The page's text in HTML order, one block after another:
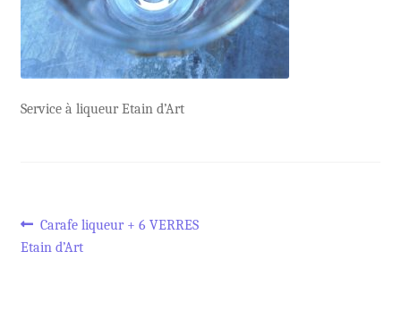
Service à liqueur Etain d’Art
Navigation
Article
précédent :
Carafe liqueur + 6 VERRES
Etain d’Art